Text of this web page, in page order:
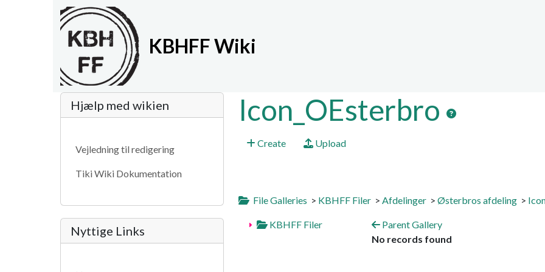
Site identity, navigation, etc.
KBHFF Wiki
Navigation and related functionality and
Icon_OEsterbro
Create Upload
File Galleries > KBHFF Filer> Afdelinger> Østerbros afdeling>
KBHFF Filer
Parent Gallery
No records found
More content and functionality (left side)
Hjælp med wikien
Vejledning til redigering
Tiki Wiki Dokumentation
Nyttige Links